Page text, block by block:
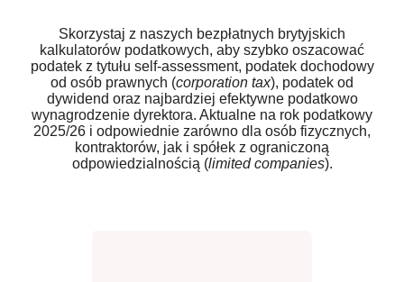
Skorzystaj z naszych bezpłatnych brytyjskich
kalkulatorów podatkowych, aby szybko oszacować
podatek z tytułu self-assessment, podatek dochodowy
od osób prawnych (corporation tax), podatek od
dywidend oraz najbardziej efektywne podatkowo
wynagrodzenie dyrektora. Aktualne na rok podatkowy
2025/26 i odpowiednie zarówno dla osób fizycznych,
kontraktorów, jak i spółek z ograniczoną
odpowiedzialnością (limited companies).